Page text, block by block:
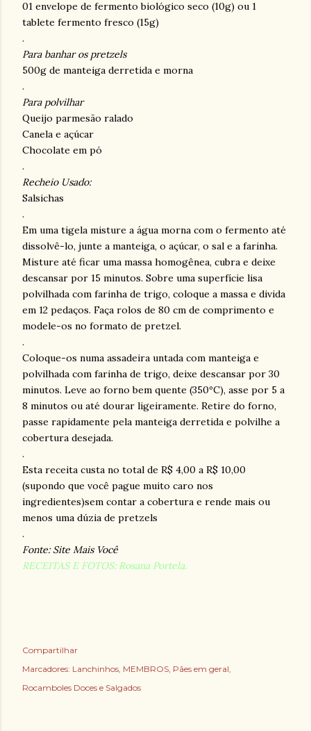
01 envelope de fermento biológico seco (10g) ou 1
tablete fermento fresco (15g)
.
Para banhar os pretzels
500g de manteiga derretida e morna
.
Para polvilhar
Queijo parmesão ralado
Canela e açúcar
Chocolate em pó
.
Recheio Usado:
Salsichas
.
Em uma tigela misture a água morna com o fermento até
dissolvê-lo, junte a manteiga, o açúcar, o sal e a farinha.
Misture até ficar uma massa homogênea, cubra e deixe
descansar por 15 minutos. Sobre uma superfície lisa
polvilhada com farinha de trigo, coloque a massa e divida
em 12 pedaços. Faça rolos de 80 cm de comprimento e
modele-os no formato de pretzel.
.
Coloque-os numa assadeira untada com manteiga e
polvilhada com farinha de trigo, deixe descansar por 30
minutos. Leve ao forno bem quente (350ºC), asse por 5 a
8 minutos ou até dourar ligeiramente. Retire do forno,
passe rapidamente pela manteiga derretida e polvilhe a
cobertura desejada.
.
Esta receita custa no total de R$ 4,00 a R$ 10,00
(supondo que você pague muito caro nos
ingredientes)sem contar a cobertura e rende mais ou
menos uma dúzia de pretzels
.
Fonte: Site Mais Você
RECEITAS E FOTOS: Rosana Portela.
Compartilhar
Marcadores: Lanchinhos MEMBROS Pães em geral
Rocamboles Doces e Salgados